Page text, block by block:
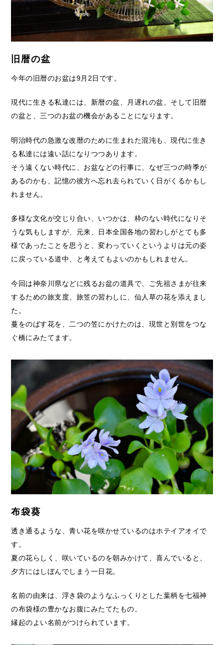
旧暦の盆
今年の旧暦のお盆は9月2日です。
現代に生きる私達には、新暦の盆、月遅れの盆、そして旧暦
の盆と、三つのお盆の機会があることになります。
明治時代の急激な改暦のために生まれた混沌も、現代に生き
る私達には遠い話になりつつあります。
そう遠くない時代に、お盆などの行事に、なぜ三つの時季が
あるのかも、記憶の彼方へ忘れ去られていく日がくるかもし
れません。
多様な文化が交じり合い、いつかは、枠のない時代になりそ
うな気もしますが、元来、日本全国各地の習わしがとても多
様であったことを思うと、変わっていくというよりは元の姿
に戻っている道中、と考えてもよいのかもしれません。
今回は神奈川県などに残るお盆の道具で、ご先祖さまが往来
するための旅支度、旅笠の習わしに、仙人草の花を添えまし
た。
蔓をのばす花を、二つの笠にかけたのは、現世と別世をつな
ぐ橋にみたてます。
布袋葵
透き通るような、青い花を咲かせているのはホテイアオイで
す。
夏の花らしく、咲いているのを朝みかけて、喜んでいると、
夕方にはしぼんでしまう一日花。
名前の由来は、浮き袋のようなふっくりとした葉柄を七福神
の布袋様の豊かなお腹にみたてたもの。
縁起のよい名前がつけられています。